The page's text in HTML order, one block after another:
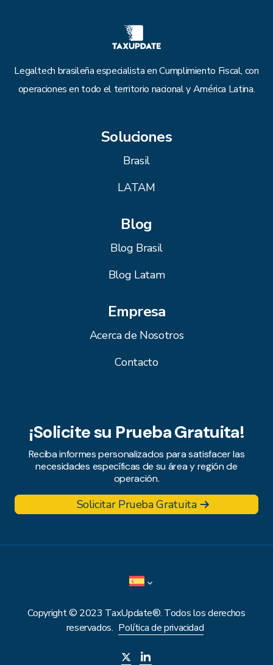
Legaltech brasileña especialista en Cumplimiento Fiscal, con
operaciones en todo el territorio nacional y América Latina.
Soluciones
Brasil
LATAM
Blog
Blog Brasil
Blog Latam
Empresa
Acerca de Nosotros
Contacto
¡Solicite su Prueba Gratuita!
Reciba informes personalizados para satisfacer las
necesidades específicas de su área y región de
operación.
Solicitar Prueba Gratuita
Copyright © 2023 TaxUpdate®. Todos los derechos
reservados. Política de privacidad